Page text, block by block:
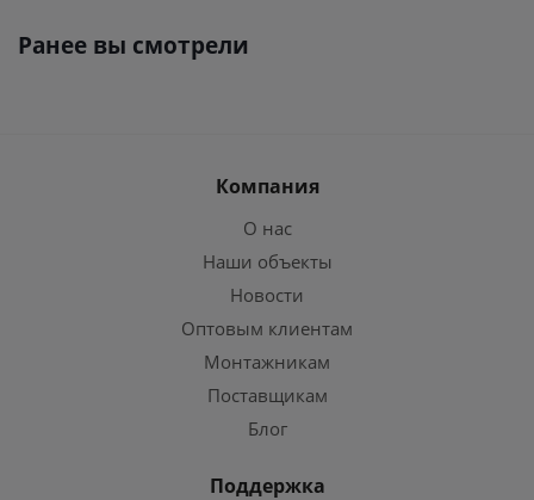
Ранее вы смотрели
Компания
О нас
Наши объекты
Новости
Оптовым клиентам
Монтажникам
Поставщикам
Блог
Поддержка